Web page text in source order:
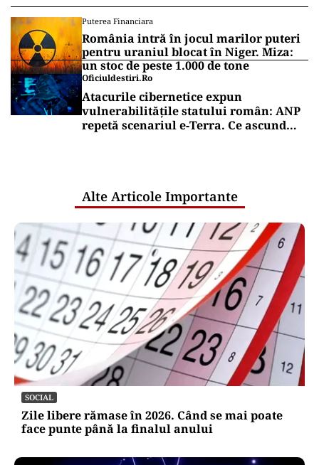
Puterea Financiara
România intră în jocul marilor puteri
pentru uraniul blocat în Niger. Miza:
un stoc de peste 1.000 de tone
Oficiuldestiri.ro
Atacurile cibernetice expun
vulnerabilitățile statului român: ANP
repetă scenariul e‑Terra. Ce ascund
Alte Articole Importante
SOCIAL
Zile libere rămase în 2026. Când se mai poate
face punte până la finalul anului